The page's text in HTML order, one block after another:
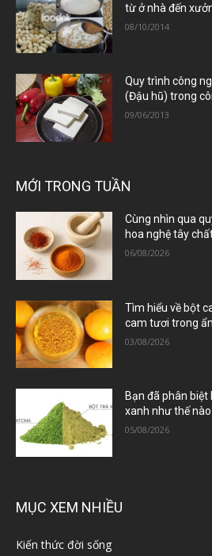
từ ở nhà đến
08/10/2014
Quy trình công
(Đậu hũ) trong
09/06/2013
MỚI TRONG TUẦN
Cùng nhìn qua
hoa nghệ tây
06/08/2026
Tìm hiểu về bột
cam tươi trong
03/08/2026
Bạn đã phân
xanh như thế
05/08/2026
MỤC XEM NHIỀU
Kiến thức đời sống